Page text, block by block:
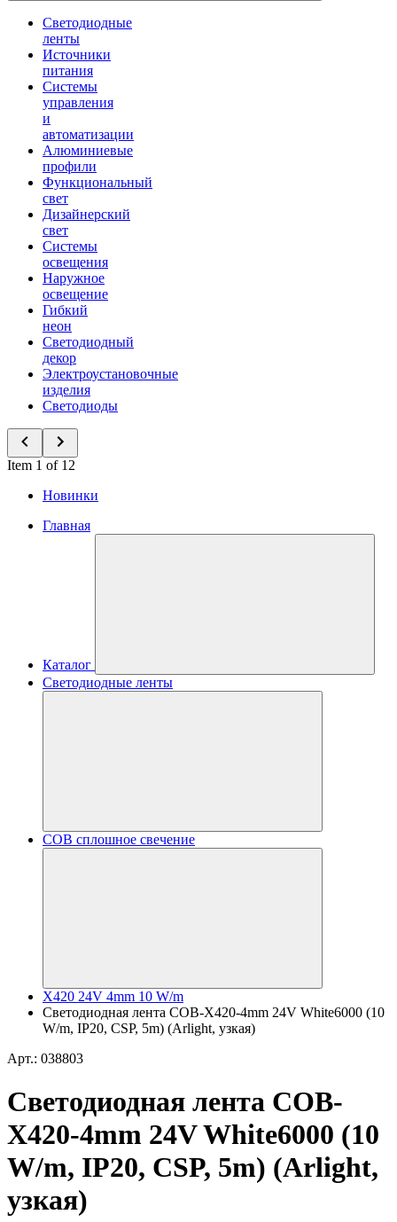
Светодиодные
ленты
Источники
питания
Системы
управления
и
автоматизации
Алюминиевые
профили
Функциональный
свет
Дизайнерский
свет
Системы
освещения
Наружное
освещение
Гибкий
неон
Светодиодный
декор
Электроустановочные
изделия
Светодиоды
Item 1 of 12
Новинки
Главная
Каталог
Светодиодные ленты
COB сплошное свечение
X420 24V 4mm 10 W/m
Светодиодная лента COB-X420-4mm 24V White6000 (10
W/m, IP20, CSP, 5m) (Arlight, узкая)
Арт.: 038803
Светодиодная лента COB-
X420-4mm 24V White6000 (10
W/m, IP20, CSP, 5m) (Arlight,
узкая)